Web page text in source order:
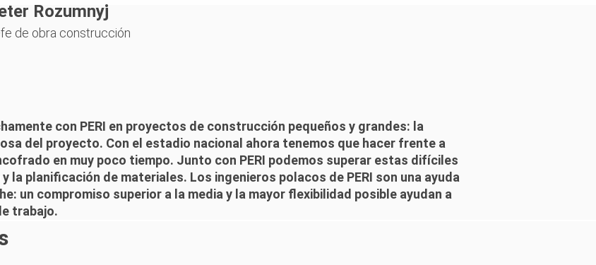
Rozumnyj
de obra construcción
con PERI en proyectos de construcción pequeños y grandes: la
del proyecto. Con el estadio nacional ahora tenemos que hacer frente a
en muy poco tiempo. Junto con PERI podemos superar estas difíciles
la planificación de materiales. Los ingenieros polacos de PERI son una ayuda
un compromiso superior a la media y la mayor flexibilidad posible ayudan a
trabajo.